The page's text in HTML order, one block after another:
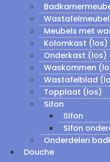
Meubels met
Kolomkast (los)
Onderkast (los)
Waskommen
Wastafelblad
Topplaat (los)
Sifon
Sifon
Sifon
Onderdelen
Douche